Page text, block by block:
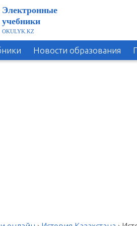
Новости образования